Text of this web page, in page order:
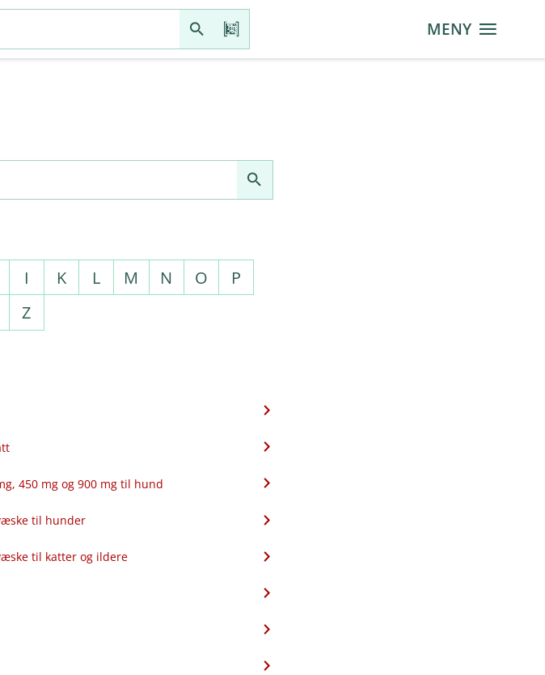
MENY
I K L M N O
P
Z
450 mg og 900 mg til hund
til hunder
til katter og ildere